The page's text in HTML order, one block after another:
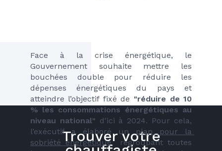
Face à la crise énergétique, le
Gouvernement souhaite mettre les
bouchées double pour réduire les
dépenses énergétiques du pays et
atteindre l’objectif fixé de "réduire de 10
% les consommations énergétiques au
niveau national" d'ici à 2024. Pour cela,
l’exécutif a élaboré un plan pour la
sobriété énergétique
  regroupant toutes
Trouver votre